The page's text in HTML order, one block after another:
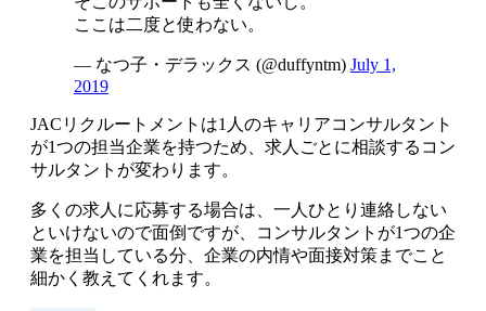
ここは二度と使わない。
— なつ子・デラックス (@duffyntm) July 1,
2019
JACリクルートメントは1人のキャリアコンサルタント
が1つの担当企業を持つため、求人ごとに相談するコン
サルタントが変わります。
多くの求人に応募する場合は、一人ひとり連絡しない
といけないので面倒 ですが、コンサルタントが1つの企
業を担当している分、 企業の内情や面接対策までこと
細かく教えてくれます。